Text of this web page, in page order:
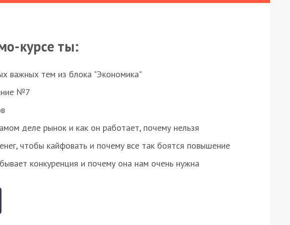
курсе ты:
важных тем из блока "Экономика"
№7
деле рынок и как он работает, почему нельзя
чтобы кайфовать и почему все так боятся повышение
конкуренция и почему она нам очень нужна